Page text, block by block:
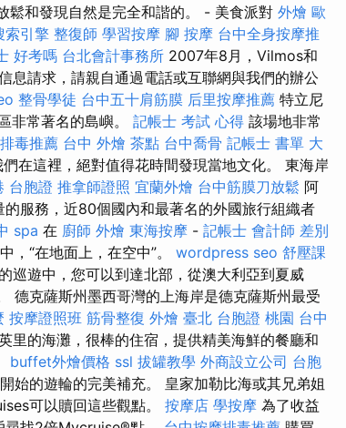
鬆和發現自然是完全和諧的。 - 美食派對 外燴 歐
索引擎 整復師 學習按摩 腳 按摩 台中全身按摩推
好考嗎 台北會計事務所 2007年8月，Vilmos和
息請求，請親自通過電話或互聯網與我們的辦公
整骨學徒 台中五十肩筋膜 后里按摩推薦 特立尼
非常著名的島嶼。 記帳士 考試 心得 該場地非常
毒推薦 台中 外燴 茶點 台中喬骨 記帳士 書單 大
在這裡，絕對值得花時間發現當地文化。 東海岸
台胞證 推拿師證照 宜蘭外燴 台中筋膜刀放鬆 阿
服務，近80個國內和最著名的外國旅行組織者
spa 在 廚師 外燴 東海按摩 - 記帳士 會計師 差別
，“在地面上，在空中”。 wordpress seo 舒壓課
巡遊中，您可以到達北部，從澳大利亞到夏威
德克薩斯州墨西哥灣的上海岸是德克薩斯州最受
按摩證照班 筋骨整復 外燴 臺北 台胞證 桃園 台中
里的海灘，很棒的住宿，提供精美海鮮的餐廳和
buffet外燴價格 ssl 拔罐教學 外商設立公司 台胞
始的遊輪的完美補充。 皇家加勒比海或其兄弟姐
可以贖回這些觀點。 按摩店 學按摩 為了收益